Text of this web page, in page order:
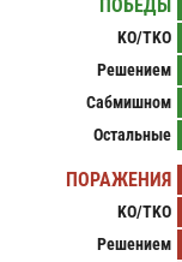
ПОБЕДЫ
KO/TKO
Решением
Сабмишном
Остальные
ПОРАЖЕНИЯ
KO/TKO
Решением